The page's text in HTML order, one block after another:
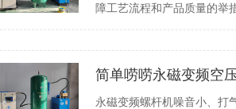
障工艺流程和产品质量的举
简单唠唠永磁变频空
永磁变频螺杆机噪音小、打